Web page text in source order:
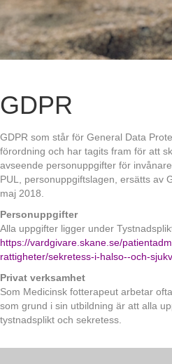
GDPR
GDPR som står för General Data
förordning och har tagits fram för att
avseende personuppgifter för
PUL, personuppgiftslagen, ersätts av
maj 2018.
Personuppgifter
Alla uppgifter ligger under
https://vardgivare.skane.se/
rattigheter/sekretess-i-halso--och-
Privat verksamhet
Som Medicinsk fotterapeut arbetar
som grund i sin utbildning är att alla
tystnadsplikt och sekretess.